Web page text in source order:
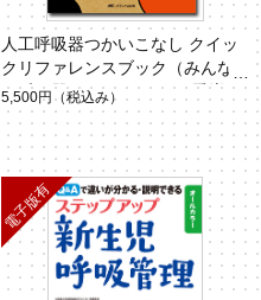
人工呼吸器つかいこなし クイッ
クリファレンスブック（みんな
の呼吸器 Respica 2020夏季増
刊）
5,500円 （税込み）